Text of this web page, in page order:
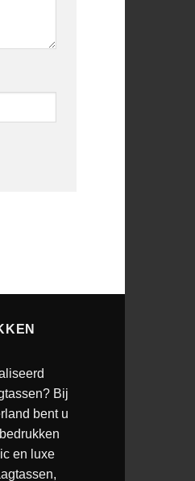
Bij
bent u
en luxe